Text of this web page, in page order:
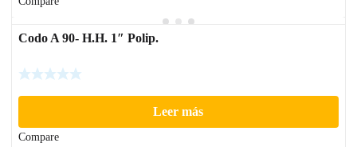
Codo A 90- H.H. 1″ Polip.
Leer más
Compare